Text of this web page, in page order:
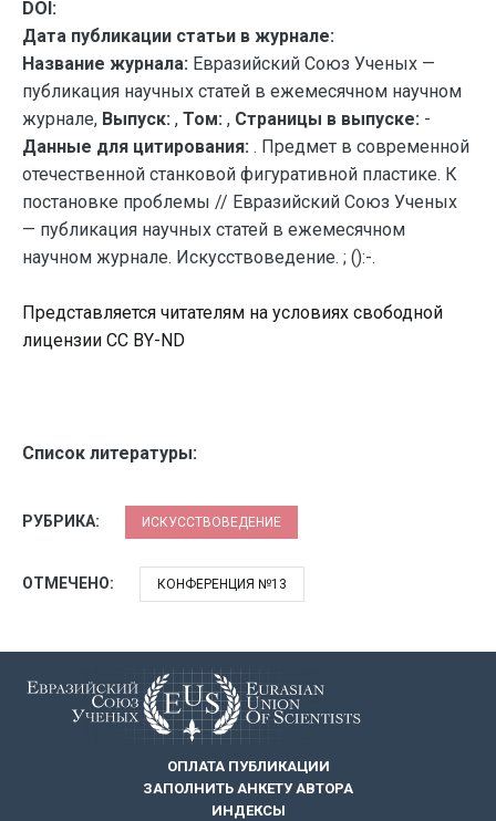
DOI:
Дата публикации статьи в журнале:
Название журнала: Евразийский Союз Ученых —
публикация научных статей в ежемесячном научном
журнале, Выпуск: , Том: , Страницы в выпуске: -
Данные для цитирования: . Предмет в современной
отечественной станковой фигуративной пластике. К
постановке проблемы // Евразийский Союз Ученых
— публикация научных статей в ежемесячном
научном журнале. Искусствоведение. ; ():-.
Представляется читателям на условиях свободной
лицензии CC BY-ND
Список литературы:
РУБРИКА: ИСКУССТВОВЕДЕНИЕ
ОТМЕЧЕНО: КОНФЕРЕНЦИЯ №13
ОПЛАТА ПУБЛИКАЦИИ
ЗАПОЛНИТЬ АНКЕТУ АВТОРА
ИНДЕКСЫ